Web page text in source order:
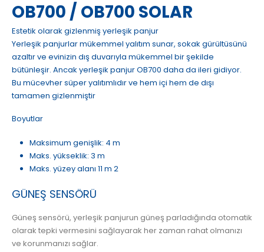
OB700 / OB700 SOLAR
Estetik olarak gizlenmiş yerleşik panjur
Yerleşik panjurlar mükemmel yalıtım sunar, sokak gürültüsünü
azaltır ve evinizin dış duvarıyla mükemmel bir şekilde
bütünleşir. Ancak yerleşik panjur OB700 daha da ileri gidiyor.
Bu mücevher süper yalıtımlıdır ve hem içi hem de dışı
tamamen gizlenmiştir
Boyutlar
Maksimum genişlik: 4 m
Maks. yükseklik: 3 m
Maks. yüzey alanı 11 m 2
GÜNEŞ SENSÖRÜ
Güneş sensörü, yerleşik panjurun güneş parladığında otomatik
olarak tepki vermesini sağlayarak her zaman rahat olmanızı
ve korunmanızı sağlar.